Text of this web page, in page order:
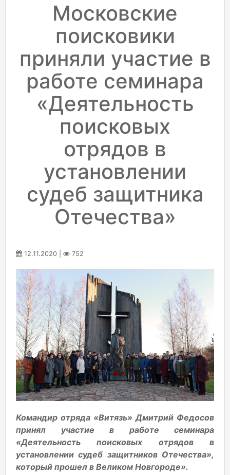
Московские
поисковики
приняли участие в
работе семинара
«Деятельность
поисковых
отрядов в
установлении
судеб защитника
Отечества»
12.11.2020 | 752
Командир отряда «Витязь» Дмитрий Федосов
принял участие в работе семинара
«Деятельность поисковых отрядов в
установлении судеб защитников Отечества»,
который прошел в Великом Новгороде».